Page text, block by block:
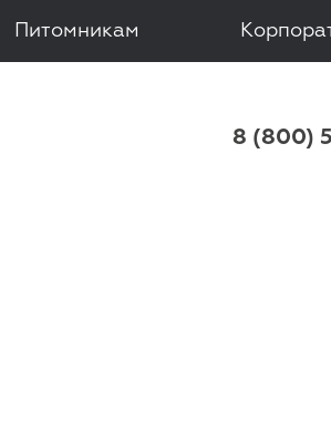
Питомникам
8 (800)